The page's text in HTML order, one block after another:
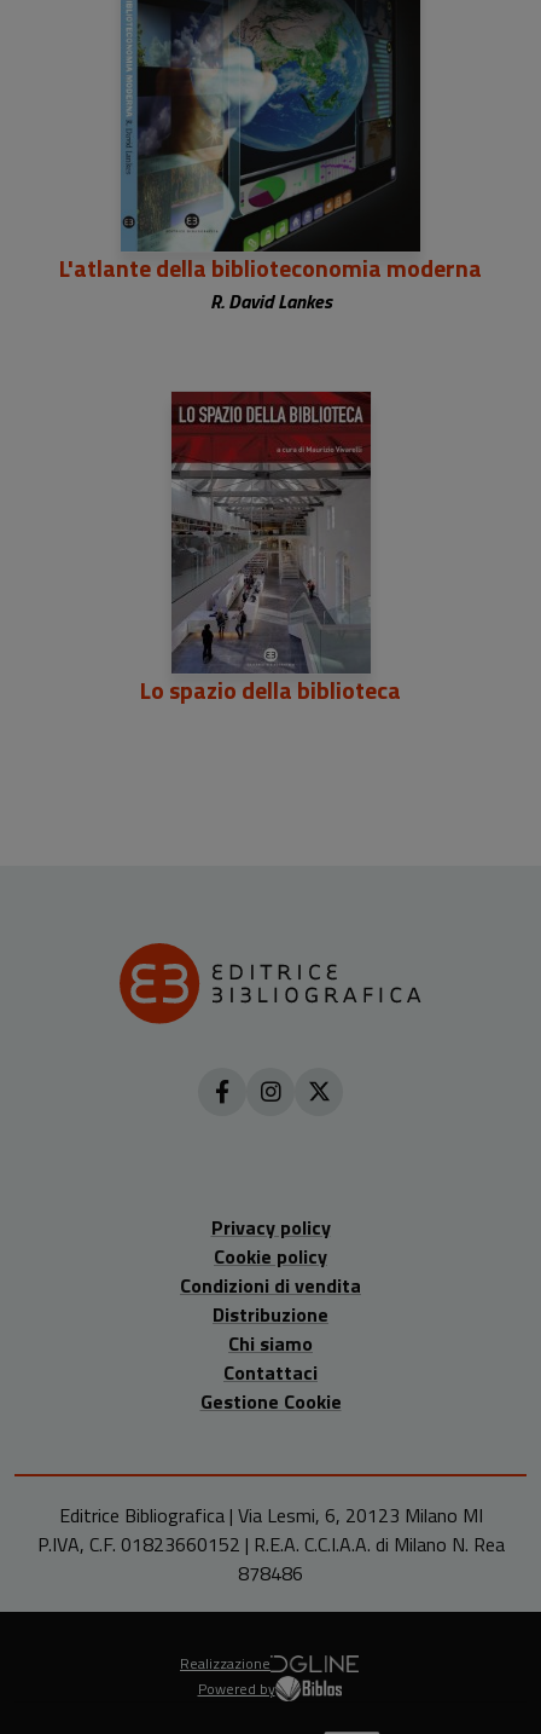
L'atlante della biblioteconomia moderna
R. David Lankes
Lo spazio della biblioteca
Privacy policy
Cookie policy
Condizioni di vendita
Distribuzione
Chi siamo
Contattaci
Gestione Cookie
Editrice Bibliografica | Via Lesmi, 6, 20123 Milano MI
P.IVA, C.F. 01823660152 | R.E.A. C.C.I.A.A. di Milano N. Rea
878486
Realizzazione
Powered by